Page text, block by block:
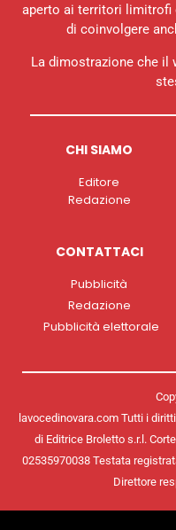
aperto ai territori limitrofi
di coinvolgere
La dimostrazione che il
CHI SIAMO
Editore
Redazione
CONTATTACI
Pubblicità
Redazione
Pubblicità elettorale
lavocedinovara.com Tutti i
di Editrice Broletto s.r.l.
02535970038 Testata
Direttore